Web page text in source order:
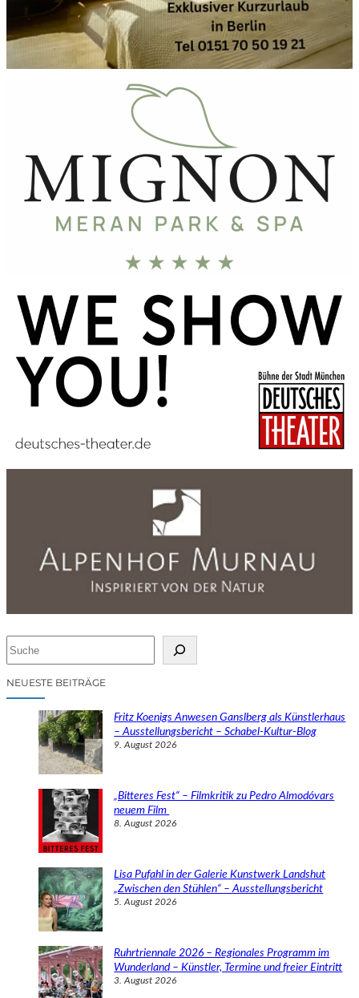
cNEUESTE BEITRÄGE
Fritz Koenigs Anwesen Ganslberg als Künstlerhaus
– Ausstellungsbericht – Schabel-Kultur-Blog
9. August 2026
„Bitteres Fest“ – Filmkritik zu Pedro Almodóvars
neuem Film
8. August 2026
Lisa Pufahl in der Galerie Kunstwerk Landshut
„Zwischen den Stühlen“ – Ausstellungsbericht
5. August 2026
Ruhrtriennale 2026 – Regionales Programm im
Wunderland – Künstler, Termine und freier Eintritt
3. August 2026